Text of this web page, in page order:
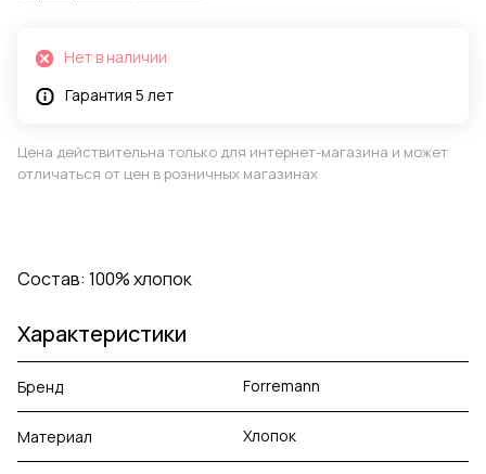
Нет в наличии
Гарантия 5 лет
Цена действительна только для интернет-магазина и может
отличаться от цен в розничных магазинах
Состав: 100% хлопок
Характеристики
Бренд Forremann
Материал Хлопок